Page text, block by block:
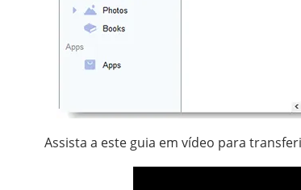
Assista a este guia em vídeo para